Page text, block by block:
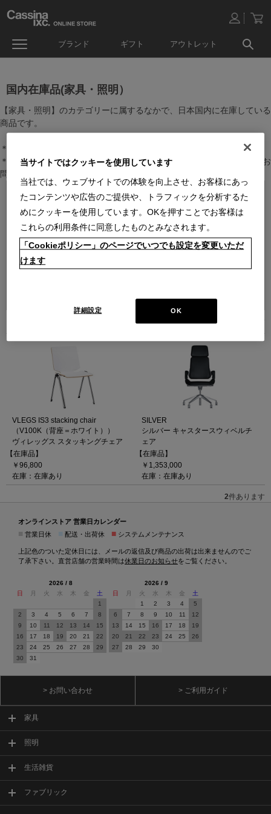
ブランド ギフト アウトレット
国内在庫品(家具・照明）
【家具・照明】のカテゴリーに属するなかで、日本国内に在庫している
商品です。
＊絞り込み機能で商品検索することができます。
＊全店舗で在庫を共有しておりますので、最新の在庫状況についてはお
問い合わせください。
VLEGS IS3 stacking chair
（V100K（背座＝ホワイト））
ヴィレッグス スタッキングチェア
【在庫品】
￥96,800
在庫：在庫あり
SILVER
シルバー キャスタースウィベルチ
ェア
【在庫品】
￥1,353,000
在庫：在庫あり
2件あります
オンラインストア 営業日カレンダー
営業日休 配送・出荷休 ■ システムメンテナンス
上記色のついた定休日には、メールの返信及び商品の出荷は出来ませんのでご
了承下さい。直営店舗の営業時間は休業日のお知らせをご覧ください。
2026 / 8
日
月 火 水 木 金
土
1
2
3 4 5 6 7
8
9
10 11 12 13 14
15
16
17 18 19 20 21
22
23
24 25 26 27 28
29
30
31
2026 / 9
日
月 火 水 木 金
土
1
2 3 4
5
6
7 8 9 10 11
12
13
14 15 16 17 18
19
20
21 22 23 24 25
26
27
28 29 30
> お問い合わせ > ご利用ガイド
家具
照明
生活雑貨
ファブリック
当サイトではクッキーを使用しています
当社では、ウェブサイトでの体験を向上させ、お客様にあっ
たコンテンツや広告のご提供や、トラフィックを分析するた
めにクッキーを使用しています。OKを押すことでお客様は
これらの利用条件に同意したものとみなされます。
「Cookieポリシー」のページでいつでも設定を変更いただ
けます
OK
詳細設定